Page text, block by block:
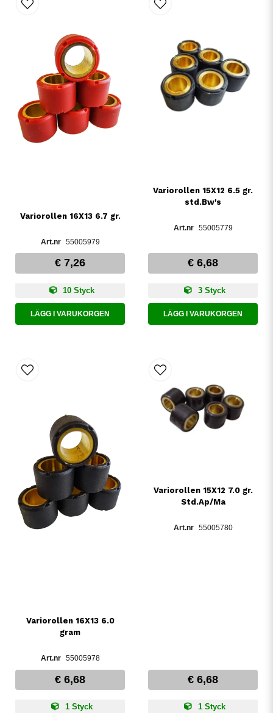
Variorollen 16X13 6.7 gr.
55005979
€ 7,26
10 Styck
LÄGG I VARUKORGEN
Variorollen 15X12 6.5 gr.
std.Bw's
55005779
€ 6,68
3 Styck
LÄGG I VARUKORGEN
Variorollen 16X13 6.0
gram
55005978
€ 6,68
1 Styck
Variorollen 15X12 7.0 gr.
Std.Ap/Ma
55005780
€ 6,68
1 Styck